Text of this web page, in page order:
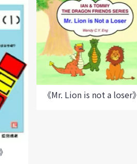
《Mr. Lion is not a loser》